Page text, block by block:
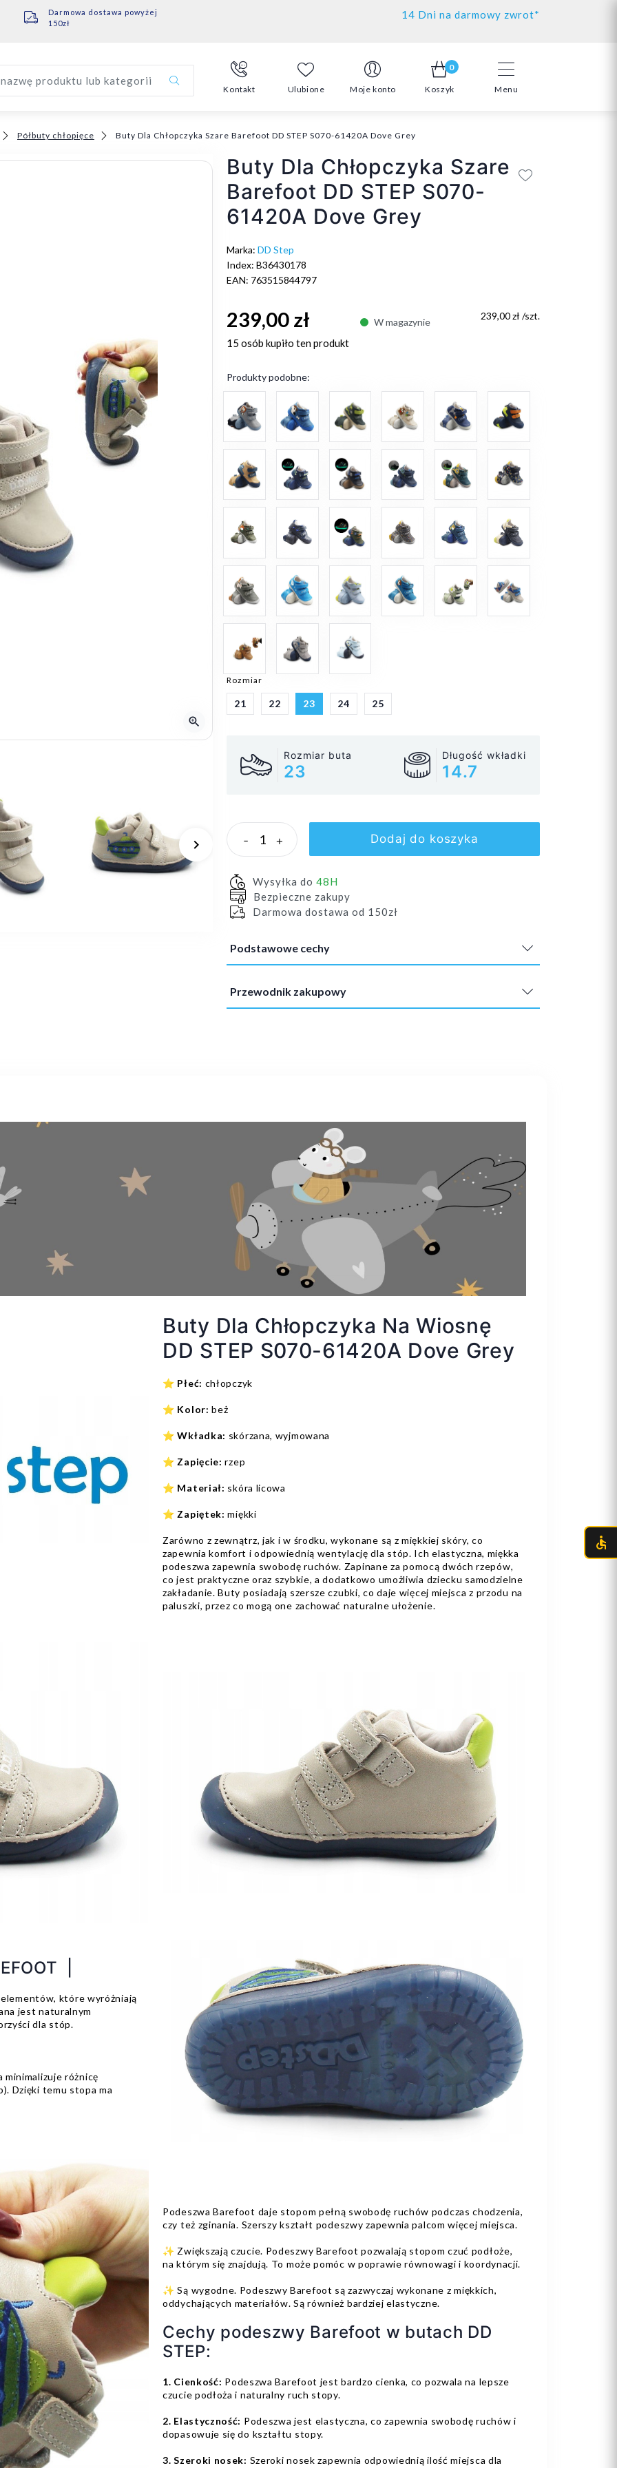
Darmowa dostawa powyżej
150zł
14 Dni na darmowy zwrot*
Menu
produktu lub kategorii
Kontakt Ulubione Moje konto
0
Koszyk
Półbuty chłopięce Buty Dla Chłopczyka Szare Barefoot DD STEP S070-61420A Dove Grey
zoom_in
Następny
keyboard_arrow_right
Buty Dla Chłopczyka Szare
Barefoot DD STEP S070-
61420A Dove Grey
Marka: DD Step
Index: B36430178
EAN: 763515844797
239,00 zł W magazynie
239,00 zł /szt.
15 osób kupiło ten produkt
Produkty podobne:
Rozmiar
21 22 23 24 25
Rozmiar buta
23
Długość wkładki
14.7
- + Dodaj do koszyka
Wysyłka do 48H
Bezpieczne zakupy
Darmowa dostawa od 150zł
Podstawowe cechy
Przewodnik zakupowy
Buty Dla Chłopczyka Na Wiosnę
DD STEP S070-61420A Dove Grey
⭐ Płeć: chłopczyk
⭐ Kolor: beż
⭐Wkładka: skórzana, wyjmowana
⭐ Zapięcie:rzep
⭐ Materiał: skóra licowa
⭐ Zapiętek: miękki
Zarówno z zewnątrz, jak i w środku, wykonane są z miękkiej skóry, co
zapewnia komfort i odpowiednią wentylację dla stóp. Ich elastyczna, miękka
podeszwa zapewnia swobodę ruchów. Zapinane za pomocą dwóch rzepów,
co jest praktyczne oraz szybkie, a dodatkowo umożliwia dziecku samodzielne
zakładanie. Buty posiadają szersze czubki, co daje więcej miejsca z przodu na
paluszki, przez co mogą one zachować naturalne ułożenie.
|
które wyróżniają
jest naturalnym
dla stóp.
różnicę
Dzięki temu stopa ma
Podeszwa Barefoot daje stopom pełną swobodę ruchów podczas chodzenia,
czy też zginania. Szerszy kształt podeszwy zapewnia palcom więcej miejsca.
✨ Zwiększają czucie. Podeszwy Barefoot pozwalają stopom czuć podłoże,
na którym się znajdują. To może pomóc w poprawie równowagi i koordynacji.
✨ Są wygodne. Podeszwy Barefoot są zazwyczaj wykonane z miękkich,
oddychających materiałów. Są również bardziej elastyczne.
Cechy podeszwy Barefoot w butach DD
STEP:
1. Cienkość: Podeszwa Barefoot jest bardzo cienka, co pozwala na lepsze
czucie podłoża i naturalny ruch stopy.
2. Elastyczność: Podeszwa jest elastyczna, co zapewnia swobodę ruchów i
dopasowuje się do kształtu stopy.
3. Szeroki nosek: Szeroki nosek zapewnia odpowiednią ilość miejsca dla